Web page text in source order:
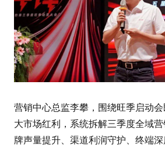
营销中心总监李攀，围绕旺季启动
大市场红利，系统拆解三季度全域
牌声量提升、渠道利润守护、终端